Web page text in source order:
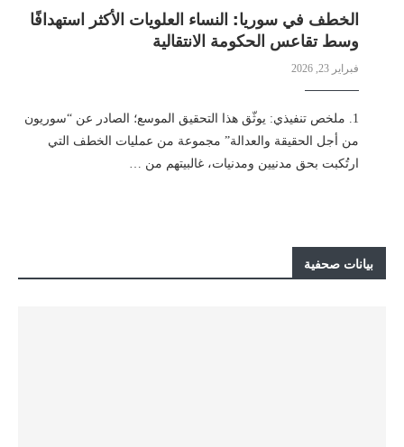
الخطف في سوريا: النساء العلويات الأكثر استهدافًا
وسط تقاعس الحكومة الانتقالية
فبراير 23, 2026
1. ملخص تنفيذي: يوثّق هذا التحقيق الموسع؛ الصادر عن “سوريون
من أجل الحقيقة والعدالة” مجموعة من عمليات الخطف التي
ارتُكبت بحق مدنيين ومدنيات، غالبيتهم من …
بيانات صحفية